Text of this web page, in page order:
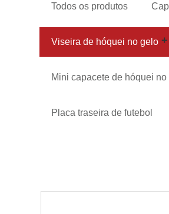
Todos os produtos
Viseira de hóquei no gelo
Mini capacete de hóquei no
Placa traseira de futebol